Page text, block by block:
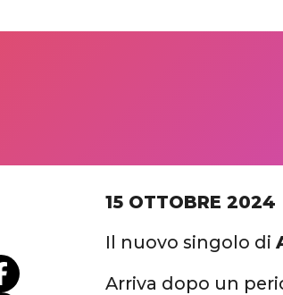
15 OTTOBRE 2024
Il nuovo singolo di
Arriva dopo un